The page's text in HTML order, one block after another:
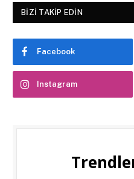
BIZI TAKIP EDIN
Facebook
Instagram